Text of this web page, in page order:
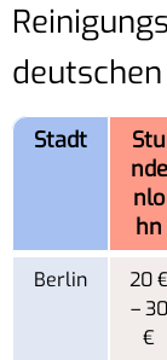
Stadt
Stu
nde
nlo
hn
Berlin
20 €
– 30
€